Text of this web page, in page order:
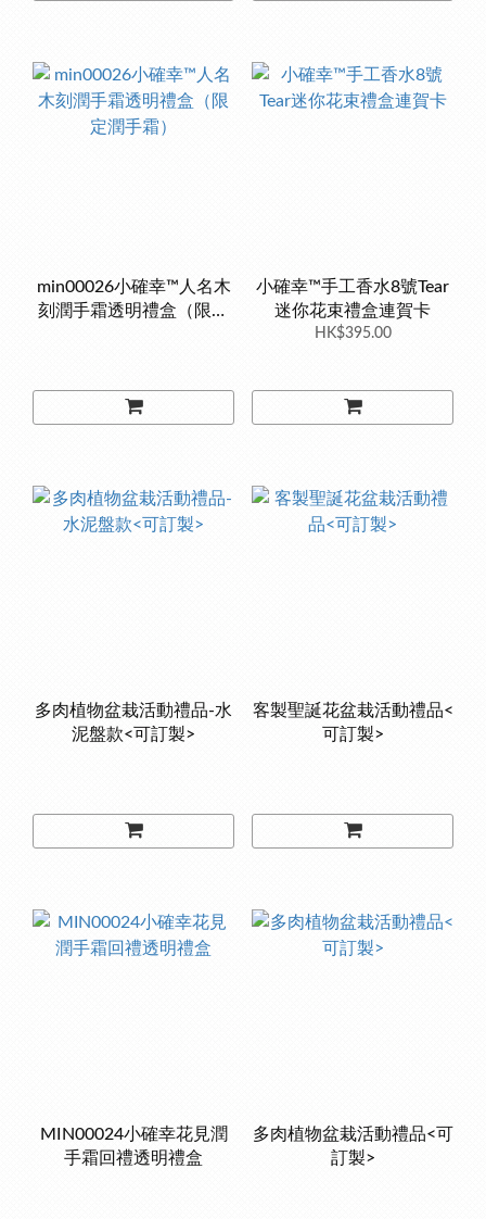
min00026小確幸™人名木
刻潤手霜透明禮盒（限定
小確幸™️手工香水8號Tear
迷你花束禮盒連賀卡
HK$395.00
多肉植物盆栽活動禮品-水
泥盤款<可訂製>
客製聖誕花盆栽活動禮品<
可訂製>
MIN00024小確幸花見潤
手霜回禮透明禮盒
多肉植物盆栽活動禮品<可
訂製>